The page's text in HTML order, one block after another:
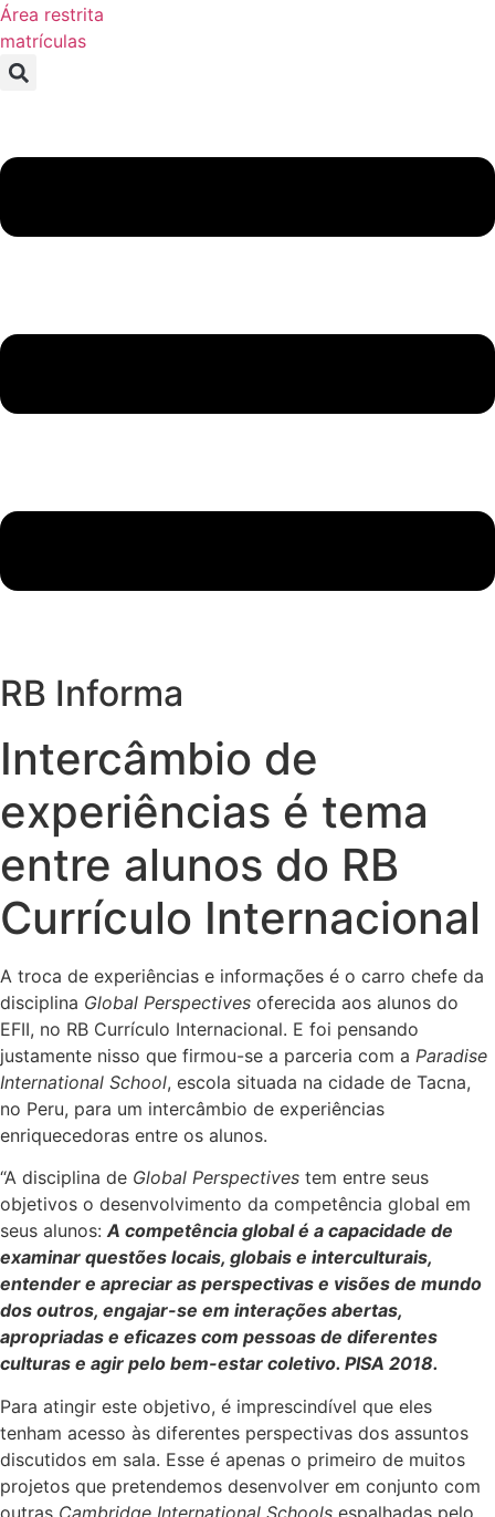
Área restrita
matrículas
RB Informa
Intercâmbio de
experiências é tema
entre alunos do RB
Currículo Internacional
A troca de experiências e informações é o carro chefe da
disciplina Global Perspectives oferecida aos alunos do
EFII, no RB Currículo Internacional. E foi pensando
justamente nisso que firmou-se a parceria com a Paradise
International School, escola situada na cidade de Tacna,
no Peru, para um intercâmbio de experiências
enriquecedoras entre os alunos.
“A disciplina de Global Perspectives tem entre seus
objetivos o desenvolvimento da competência global em
seus alunos:A competência global é a capacidade de
examinar questões locais, globais e interculturais,
entender e apreciar as perspectivas e visões de mundo
dos outros, engajar-se em interações abertas,
apropriadas e eficazes com pessoas de diferentes
culturas e agir pelo bem-estar coletivo. PISA 2018.
Para atingir este objetivo, é imprescindível que eles
tenham acesso às diferentes perspectivas dos assuntos
discutidos em sala. Esse é apenas o primeiro de muitos
projetos que pretendemos desenvolver em conjunto com
outras Cambridge International Schools espalhadas pelo